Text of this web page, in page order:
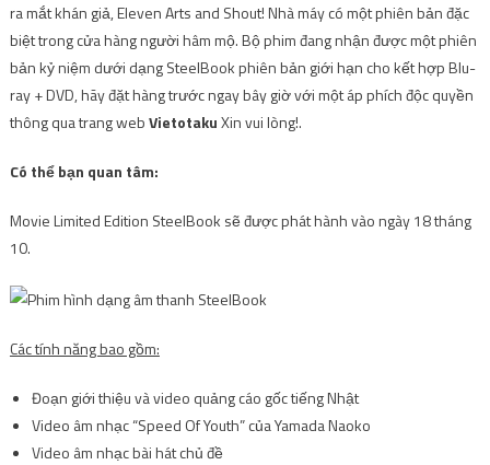
ra mắt khán giả, Eleven Arts and Shout! Nhà máy có một phiên bản đặc
biệt trong cửa hàng người hâm mộ. Bộ phim đang nhận được một phiên
bản kỷ niệm dưới dạng SteelBook phiên bản giới hạn cho kết hợp Blu-
ray + DVD, hãy đặt hàng trước ngay bây giờ với một áp phích độc quyền
thông qua trang webVietotakuXin vui lòng!.
Có thể bạn quan tâm:
Movie Limited Edition SteelBook sẽ được phát hành vào ngày 18 tháng
10.
Các tính năng bao gồm:
Đoạn giới thiệu và video quảng cáo gốc tiếng Nhật
Video âm nhạc “Speed ​​Of Youth” của Yamada Naoko
Video âm nhạc bài hát chủ đề